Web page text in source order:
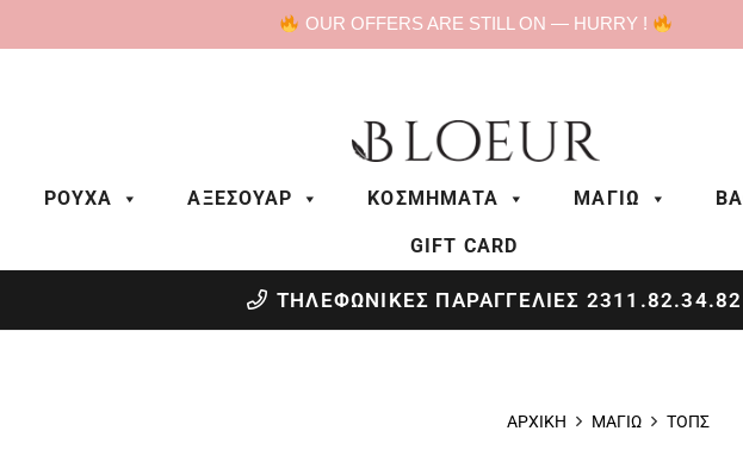
OUR OFFERS ARE STILL ON — HURRY !
ΡΟΥΧΑ ΑΞΕΣΟΥΑΡ ΚΟΣΜΗΜΑΤΑ ΜΑΓΙΩ
GIFT CARD
ΤΗΛΕΦΩΝΙΚΕΣ ΠΑΡΑΓΓΕΛΙΕΣ 2311.82.34.82
ΑΡΧΙΚΗ ΜΑΓΙΩ ΤΟΠΣ